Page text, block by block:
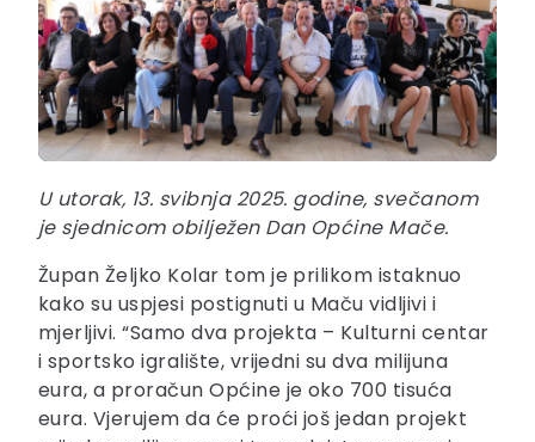
U utorak, 13. svibnja 2025. godine, svečanom
je sjednicom obilježen Dan Općine Mače.
Župan Željko Kolar tom je prilikom istaknuo
kako su uspjesi postignuti u Maču vidljivi i
mjerljivi. “Samo dva projekta – Kulturni centar
i sportsko igralište, vrijedni su dva milijuna
eura, a proračun Općine je oko 700 tisuća
eura. Vjerujem da će proći još jedan projekt